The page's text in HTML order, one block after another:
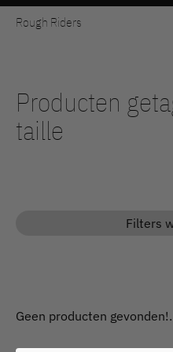
Rough Riders
Producten
taille
Filters
Geen producten